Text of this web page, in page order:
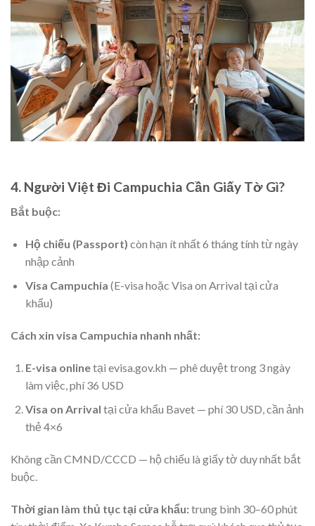
4. Người Việt Đi Campuchia Cần Giấy Tờ Gì?
Bắt buộc:
Hộ chiếu (Passport) còn hạn ít nhất 6 tháng tính từ ngày
nhập cảnh
Visa Campuchia (E-visa hoặc Visa on Arrival tại cửa
khẩu)
Cách xin visa Campuchia nhanh nhất:
E-visa onlinetại evisa.gov.kh — phê duyệt trong 3 ngày
làm việc, phí 36 USD
Visa on Arrival tại cửa khẩu Bavet — phí 30 USD, cần ảnh
thẻ 4×6
Không cần CMND/CCCD — hộ chiếu là giấy tờ duy nhất bắt
buộc.
Thời gian làm thủ tục tại cửa khẩu:trung bình 30–60 phút